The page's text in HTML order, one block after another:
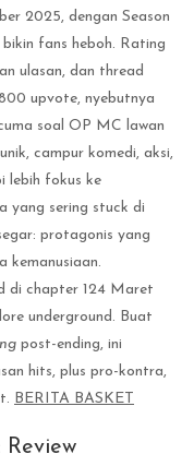
2025, dengan Season
fans heboh. Rating
ulasan, dan thread
upvote, nyebutnya
soal OP MC lawan
campur komedi, aksi,
lebih fokus ke
yang sering stuck di
protagonis yang
kemanusiaan.
di chapter 124 Maret
underground. Buat
post-ending, ini
hits, plus pro-kontra,
BERITA BASKET